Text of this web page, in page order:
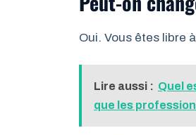
Oui. Vous êtes libre
Lire aussi : Quel
que les